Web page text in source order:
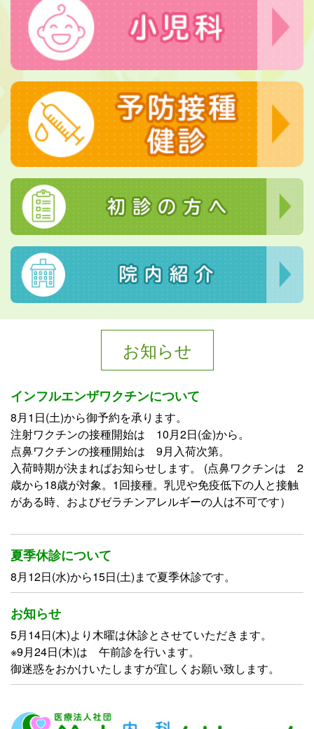
お知らせ
インフルエンザワクチンについて
8月1日(土)から御予約を承ります。
注射ワクチンの接種開始は 10月2日(金)から。
点鼻ワクチンの接種開始は 9月入荷次第。
入荷時期が決まればお知らせします。 (点鼻ワクチンは 2
歳から18歳が対象。1回接種。乳児や免疫低下の人と接触
がある時、およびゼラチンアレルギーの人は不可です）
夏季休診について
8月12日(水)から15日(土)まで夏季休診です。
お知らせ
5月14日(木)より木曜は休診とさせていただきます。
※9月24日(木)は 午前診を行います。
御迷惑をおかけいたしますが宜しくお願い致します。